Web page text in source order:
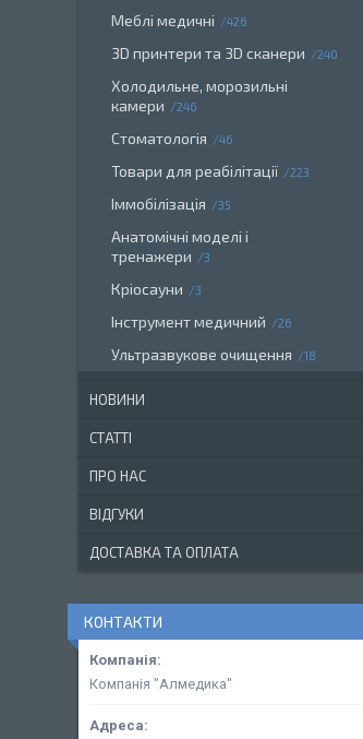
Меблі медичні 426
3D принтери та 3D сканери 240
Холодильне, морозильні
камери
246
Стоматологія 46
Товари для реабілітації 223
Іммобілізація 35
Анатомічні моделі і
тренажери
3
Кріосауни 3
Інструмент медичний 26
Ультразвукове очищення 18
НОВИНИ
СТАТТІ
ПРО НАС
ВІДГУКИ
ДОСТАВКА ТА ОПЛАТА
КОНТАКТИ
Компанія "Алмедика"